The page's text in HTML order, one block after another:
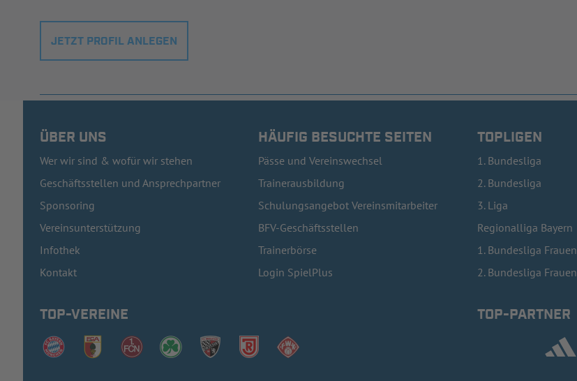
JETZT PROFIL ANLEGEN
ÜBER UNS
Wer wir sind & wofür wir stehen
Geschäftsstellen und Ansprechpartner
Sponsoring
Vereinsunterstützung
Infothek
Kontakt
HÄUFIG BESUCHTE SEITEN
Pässe und Vereinswechsel
Trainerausbildung
Schulungsangebot Vereinsmitarbeiter
BFV-Geschäftsstellen
Trainerbörse
Login SpielPlus
TOPLIGEN
1. Bundesliga
2. Bundesliga
3. Liga
Regionalliga Bayern
1. Bundesliga Frauen
2. Bundesliga Frauen
TOP-VEREINE TOP-PARTNER